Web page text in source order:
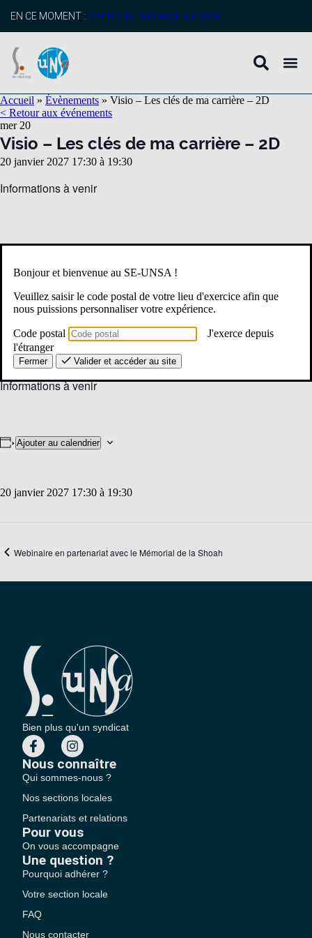
EN CE MOMENT : profitez de l’adhésion anticipée
Accueil » Évènements » Visio – Les clés de ma carrière – 2D
< Retour aux événements
mer 20
Visio – Les clés de ma carrière – 2D
20 janvier 2027 17:30 à 19:30
Informations à venir
Détails
Date :
Heure :
Catégories d’Évènement:
2nd degré,Entrée métier,Visio
Informations à venir
Ajouter au calendrier
20 janvier 2027 17:30 à 19:30
Webinaire en partenariat avec le Mémorial de la Shoah
Bien plus qu'un syndicat
Nous connaître
Qui sommes-nous ?
Nos sections locales
Partenariats et relations
Pour vous
On vous accompagne
Une question ?
Pourquoi adhérer ?
Votre section locale
FAQ
Nous contacter
Bonjour et bienvenue au SE-UNSA !
Veuillez saisir le code postal de votre lieu d'exercice afin que
nous puissions personnaliser votre expérience.
Code postal
J'exerce depuis
l'étranger
Fermer Valider et accéder au site